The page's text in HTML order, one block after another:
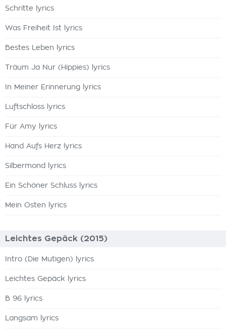
Schritte lyrics
Was Freiheit Ist lyrics
Bestes Leben lyrics
Träum Ja Nur (Hippies) lyrics
In Meiner Erinnerung lyrics
Luftschloss lyrics
Für Amy lyrics
Hand Aufs Herz lyrics
Silbermond lyrics
Ein Schöner Schluss lyrics
Mein Osten lyrics
Leichtes Gepäck (2015)
Intro (Die Mutigen) lyrics
Leichtes Gepäck lyrics
B 96 lyrics
Langsam lyrics